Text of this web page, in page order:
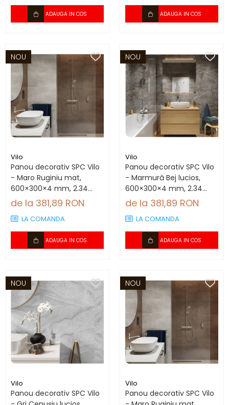
ADAUGA IN COS ADAUGA IN COS
NOU
Vilo
Panou decorativ SPC Vilo
- Maro Ruginiu mat,
600×300×4 mm, 2.34
mp/cutie (13 panouri)
de la 381,89 RON
LA COMANDA
ADAUGA IN COS
NOU
Vilo
Panou decorativ SPC Vilo
- Marmură Bej lucios,
600×300×4 mm, 2.34
mp/cutie (13 panouri)
de la 381,89 RON
LA COMANDA
ADAUGA IN COS
NOU
Vilo
Panou decorativ SPC Vilo
NOU
Vilo
Panou decorativ SPC Vilo